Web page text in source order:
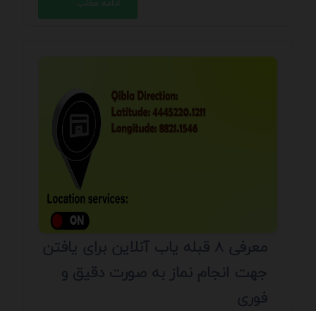
ادامه مطلب
معرفی 8 قبله یاب آنلاین برای یافتن
جهت انجام نماز به صورت دقیق و
فوری